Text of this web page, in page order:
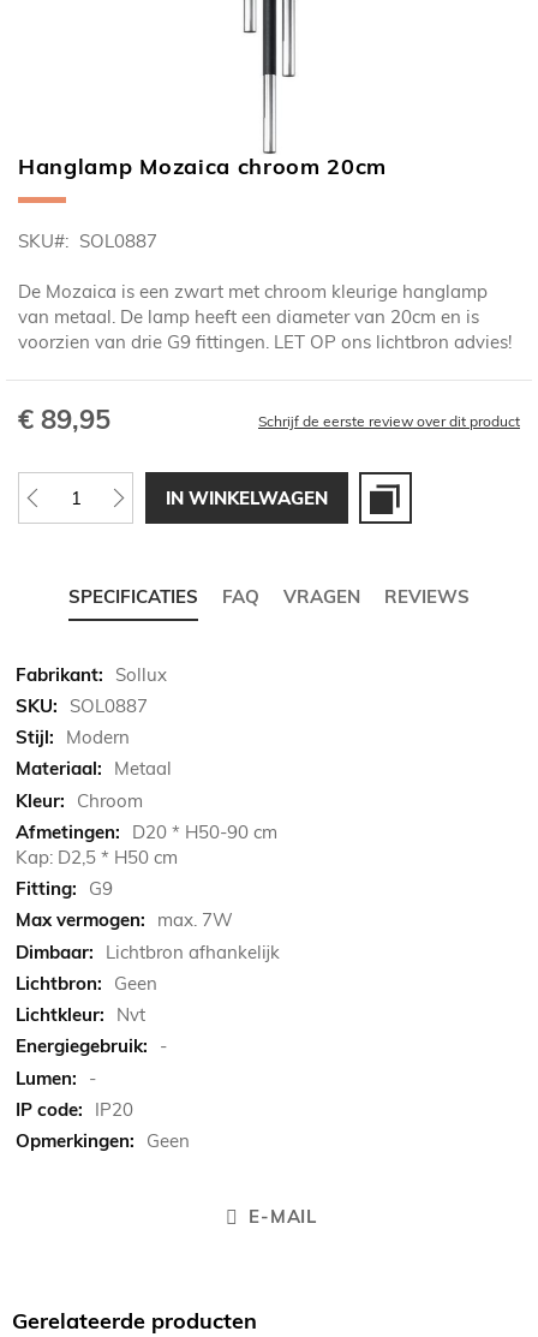
Ga
naar
begin
de
afbeeldingen-
gallerij
Hanglamp Mozaica chroom 20cm
SKU SOL0887
De Mozaica is een zwart met chroom kleurige hanglamp
van metaal. De lamp heeft een diameter van 20cm en is
voorzien van drie G9 fittingen. LET OP ons lichtbron advies!
€ 89,95 Schrijf de eerste review over dit product
IN WINKELWAGEN
SPECIFICATIES FAQ VRAGEN REVIEWS
Meer
informatie
Sollux
SOL0887
Modern
Metaal
Chroom
D20 * H50-90 cm
Kap: D2,5 * H50 cm
G9
max. 7W
Lichtbron afhankelijk
Geen
Nvt
-
-
IP20
Geen
E-MAIL
Gerelateerde producten